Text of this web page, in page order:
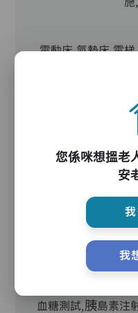
電動床,氣墊床,電
護理評估、執藥、
浴
血糖測試,胰島素注
您係咪想搵老
安
我